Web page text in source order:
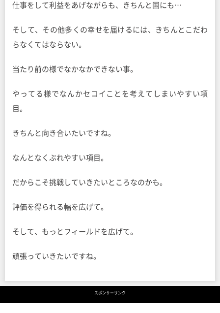
仕事をして利益をあげながらも、きちんと国にも…
そして、その他多くの幸せを届けるには、きちんとこだわ
らなくてはならない。
当たり前の様でなかなかできない事。
やってる様でなんかセコイことを考えてしまいやすい項
目。
きちんと向き合いたいですね。
なんとなくぶれやすい項目。
だからこそ挑戦していきたいところなのかも。
評価を得られる幅を広げて。
そして、もっとフィールドを広げて。
頑張っていきたいですね。
スポンサーリンク